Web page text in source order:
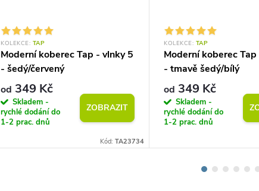
KOLEKCE: TAP
Moderní koberec Tap - vlnky 5
- šedý/červený
od 349 Kč
Skladem -
rychlé dodání do
1-2 prac. dnů
ZOBRAZIT
Kód: TA23734
KOLEKCE: TAP
Moderní koberec
- tmavě šedý/bílý
od 349 Kč
Skladem -
rychlé dodání do
1-2 prac. dnů